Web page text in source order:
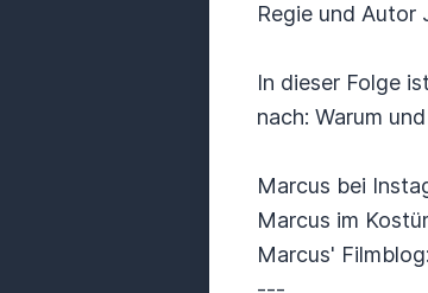
Regie und Autor
In dieser Folge
nach: Warum
Marcus bei
Marcus im
Marcus' Filmblog: